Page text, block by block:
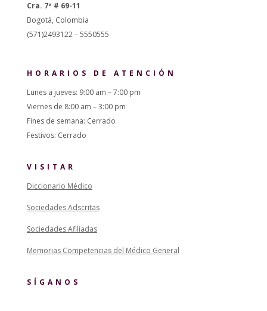
Cra. 7ª # 69-11
Bogotá, Colombia
(571)2493122 – 5550555
HORARIOS DE ATENCIÓN
Lunes a jueves: 9:00 am – 7:00 pm
Viernes de 8:00 am – 3:00 pm
Fines de semana: Cerrado
Festivos: Cerrado
VISITAR
Diccionario Médico
Sociedades Adscritas
Sociedades Afiliadas
Memorias Competencias del Médico General
SÍGANOS